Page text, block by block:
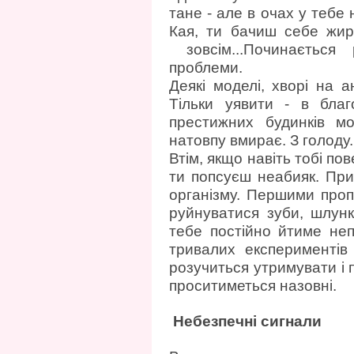
тане - але в очах у тебе
Кая, ти бачиш себе
проблеми.
Деякі моделі, хворі на
Тільки уявити - в
престижних будинків
натовпу вмирає. З
Втім, якщо навіть тобі
ти попсуєш неабияк. При
організму. Першими
руйнуватися зуби,
тебе постійно йтиме
тривалих
розучиться утримувати
проситиметься назовні.
Небезпечні сигнали